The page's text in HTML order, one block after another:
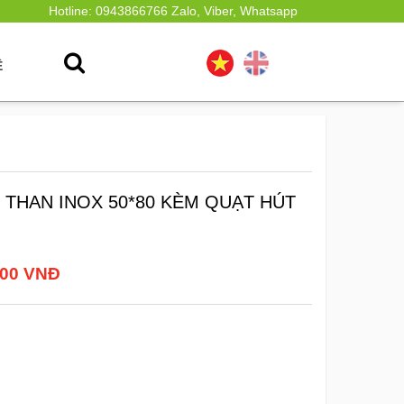
Hotline: 0943866766 Zalo, Viber, Whatsapp
INOX 50*80 KÈM QUẠT HÚT
VNĐ